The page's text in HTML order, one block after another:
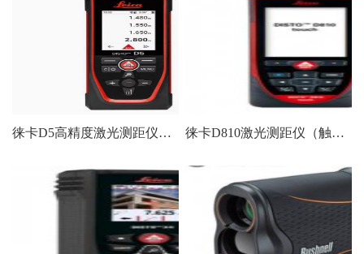
徕卡D5高精度激光测距仪（200米测程1毫米精度） 徕卡D810激光测距仪（触摸屏）